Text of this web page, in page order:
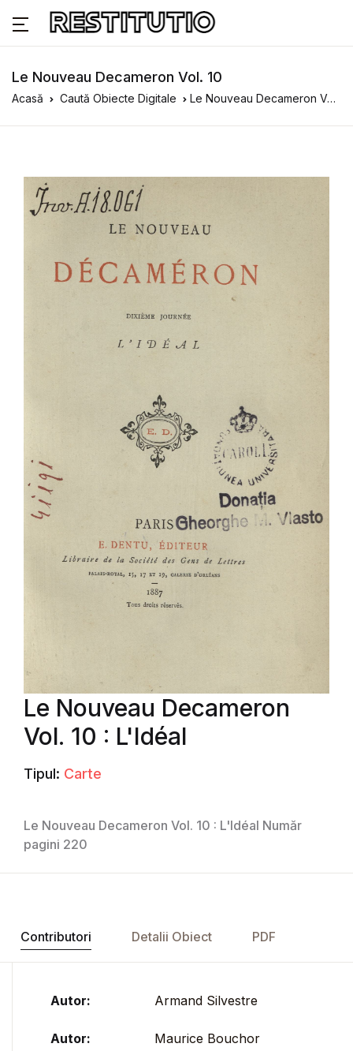
Le Nouveau Decameron Vol. 10
Acasă Caută Obiecte Digitale Le Nouveau Decameron Vol. 10
Le Nouveau Decameron
Vol. 10 : L'Idéal
Tipul: Carte
Le Nouveau Decameron Vol. 10 : L'Idéal Număr
pagini 220
Contributori Detalii Obiect PDF
Autor: Armand Silvestre
Autor: Maurice Bouchor